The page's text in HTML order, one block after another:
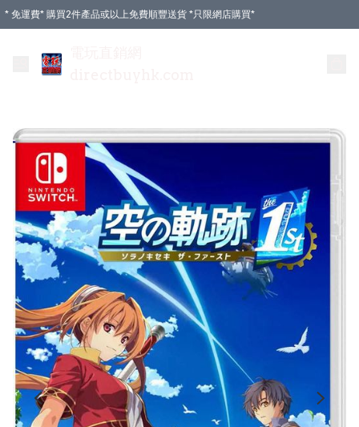
* 免運費* 購買2件產品或以上免費順豐送貨 *只限網店購買*